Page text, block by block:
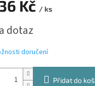
Kč / ks
dotaz
doručení
Přidat do